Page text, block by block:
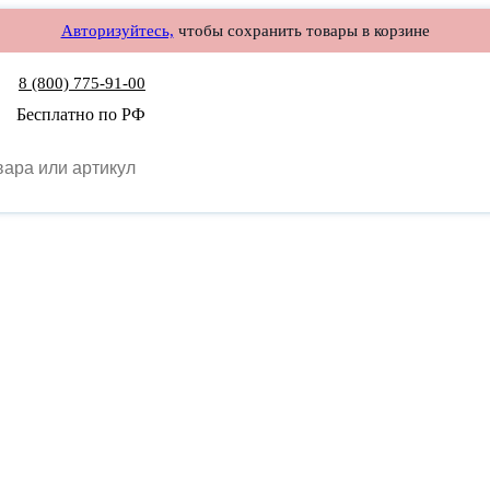
Авторизуйтесь, чтобы сохранить товары в корзине
8 (800) 775-91-00
Бесплатно по РФ